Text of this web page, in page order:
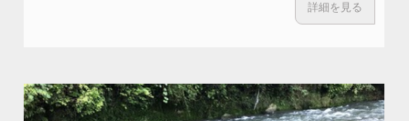
詳細を見る